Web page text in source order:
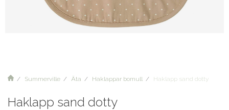
Summerville Äta Haklappar bomull Haklapp sand dotty
Haklapp sand dotty